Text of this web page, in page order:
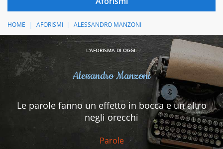
HOME AFORISMI ALESSANDRO MANZONI
L'AFORISMA DI OGGI:
Alessandro Manzoni
Le parole fanno un effetto in bocca e un altro
negli orecchi
Parole